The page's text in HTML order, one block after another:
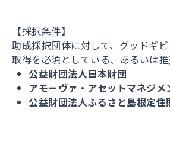
【採択条件】
助成採択団体に対して、グッドギ
取得を必須としている、あるいは推
公益財団法人日本財団
アモーヴァ・アセットマネジメ
公益財団法人ふるさと島根定住